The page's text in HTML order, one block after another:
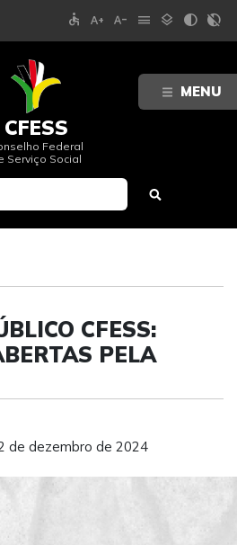
MENU
accessible text_increase text_decrease menu layers contrast contrast_rtl_off
CFESS
Federal
Serviço Social
CFESS:
PELA
de dezembro de 2024